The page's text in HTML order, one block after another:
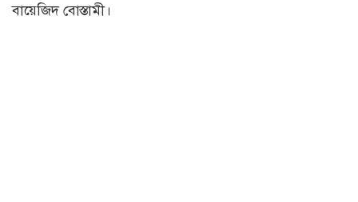
বায়েজিদ বোস্তামী।